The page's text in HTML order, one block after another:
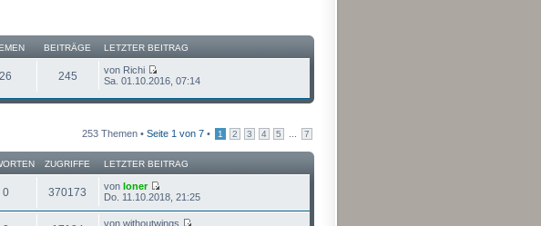
BEITRÄGE LETZTER BEITRAG
26 245
von Richi
Sa. 01.10.2016, 07:14
253 Themen • Seite 1 von 7 • 1 2 3 4 5 7
ZUGRIFFE LETZTER BEITRAG
0 370173 von loner
Do. 11.10.2018, 21:25
von withoutwings